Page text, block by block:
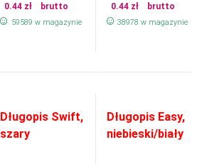
0.44 zł brutto
59589 w magazynie
0.44 zł brutto
38978 w magazynie
Długopis Swift,
szary
Długopis Easy,
niebieski/biały